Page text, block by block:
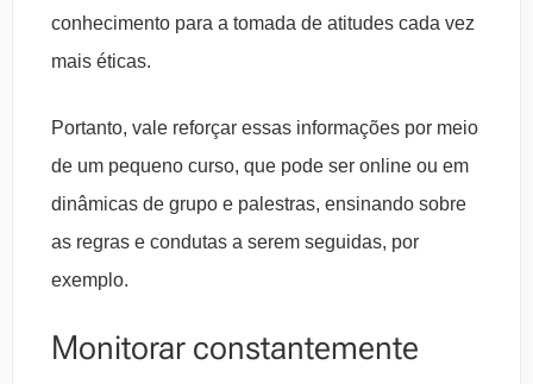
conhecimento para a tomada de atitudes cada vez
mais éticas.
Portanto, vale reforçar essas informações por meio
de um pequeno curso, que pode ser online ou em
dinâmicas de grupo e palestras, ensinando sobre
as regras e condutas a serem seguidas, por
exemplo.
Monitorar constantemente